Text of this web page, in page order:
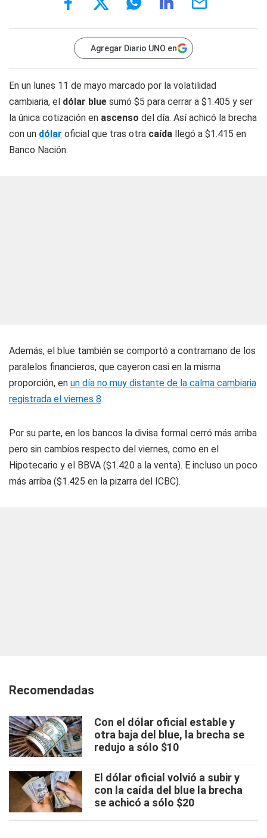
Agregar Diario UNO en
En un lunes 11 de mayo marcado por la volatilidad
cambiaria, el dólar blue sumó $5 para cerrar a $1.405 y ser
la única cotización en ascenso del día. Así achicó la brecha
con un dólar oficial que tras otra caída llegó a $1.415 en
Banco Nación.
Además, el blue también se comportó a contramano de los
paralelos financieros, que cayeron casi en la misma
proporción, en un día no muy distante de la calma cambiaria
registrada el viernes 8.
Por su parte, en los bancos la divisa formal cerró más arriba
pero sin cambios respecto del viernes, como en el
Hipotecario y el BBVA ($1.420 a la venta). E incluso un poco
más arriba ($1.425 en la pizarra del ICBC).
Recomendadas
Con el dólar oficial estable y
otra baja del blue, la brecha se
redujo a sólo $10
El dólar oficial volvió a subir y
con la caída del blue la brecha
se achicó a sólo $20